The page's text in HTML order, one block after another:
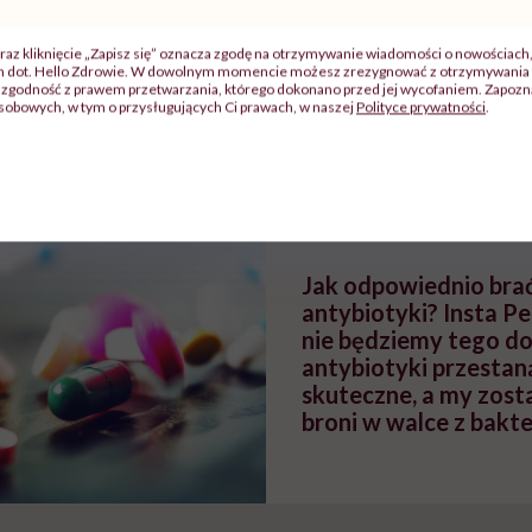
"Jestem w ciąży, co mi się
należy?". Headhunter o
Wkrótce nowa
Instrukcja". Tym
warsztat
Jak odpowiednio
antybiotyki? Insta
nie będziemy tego
antybiotyki
skuteczne, a my
broni w walce z
kliknięcie „Zapisz się” oznacza zgodę na otrzymywanie wiadomości o
dot. Hello Zdrowie. W dowolnym momencie możesz zrezygnować z
zgodność z prawem przetwarzania, którego dokonano przed jej wycofaniem.
w tym o przysługujących Ci prawach, w naszejPolityce prywatności.